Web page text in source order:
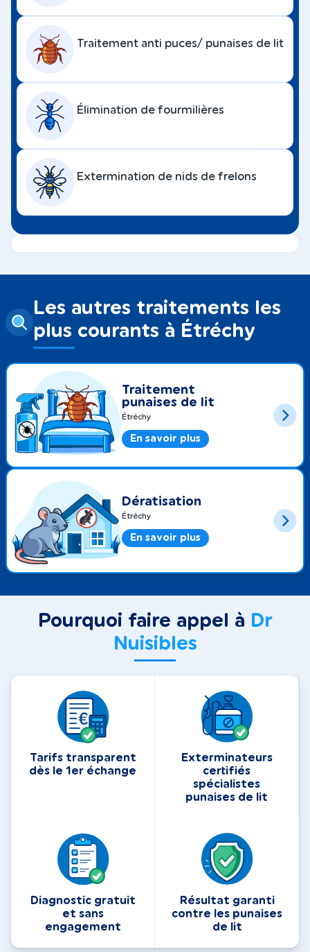
Traitement anti puces/ punaises de lit
Élimination de fourmilières
Extermination de nids de frelons
Les autres traitements les
plus courants à Étréchy
Traitement
punaises de lit
Étréchy
En savoir plus
Dératisation
Étréchy
En savoir plus
Pourquoi faire appel à Dr
Nuisibles
Tarifs transparent
dès le 1er échange
Exterminateurs
certifiés
spécialistes
punaises de lit
Diagnostic gratuit
et sans
engagement
Résultat garanti
contre les punaises
de lit